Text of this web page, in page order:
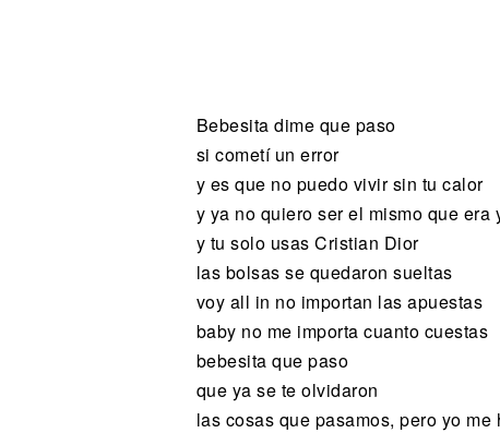
Bebesita dime que paso
si cometí un error
y es que no puedo vivir sin tu calor
y ya no quiero ser el mismo que era
y tu solo usas Cristian Dior
las bolsas se quedaron sueltas
voy all in no importan las apuestas
baby no me importa cuanto cuestas
bebesita que paso
que ya se te olvidaron
las cosas que pasamos, pero yo me